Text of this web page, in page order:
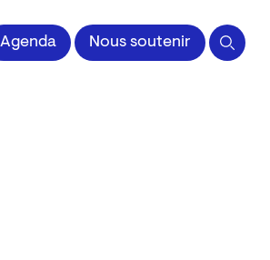
Agenda Nous soutenir